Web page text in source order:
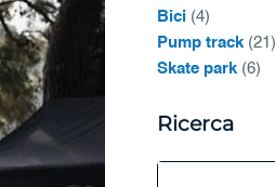
Bici (4)
Pump track (21)
Skate park (6)
Ricerca